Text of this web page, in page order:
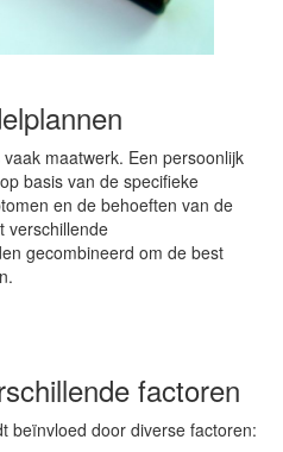
maatwerk. Een persoonlijk
basis van de specifieke
en de behoeften van de
verschillende
gecombineerd om de best
factoren
beïnvloed door diverse factoren: